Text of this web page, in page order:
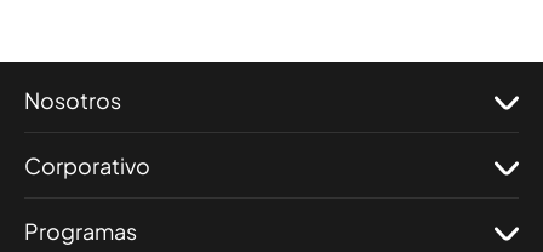
Nosotros
Corporativo
Programas